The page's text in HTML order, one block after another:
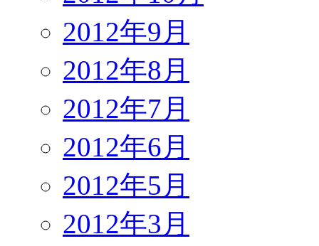
2012年9月
2012年8月
2012年7月
2012年6月
2012年5月
2012年3月